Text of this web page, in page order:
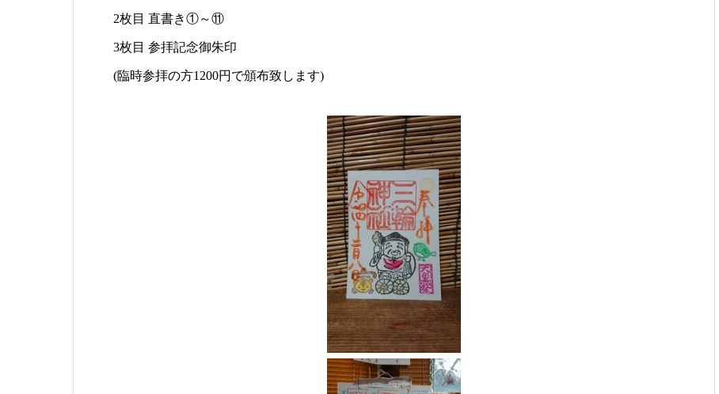
2枚目 直書き①～⑪
3枚目 参拝記念御朱印
(臨時参拝の方1200円で頒布致します)